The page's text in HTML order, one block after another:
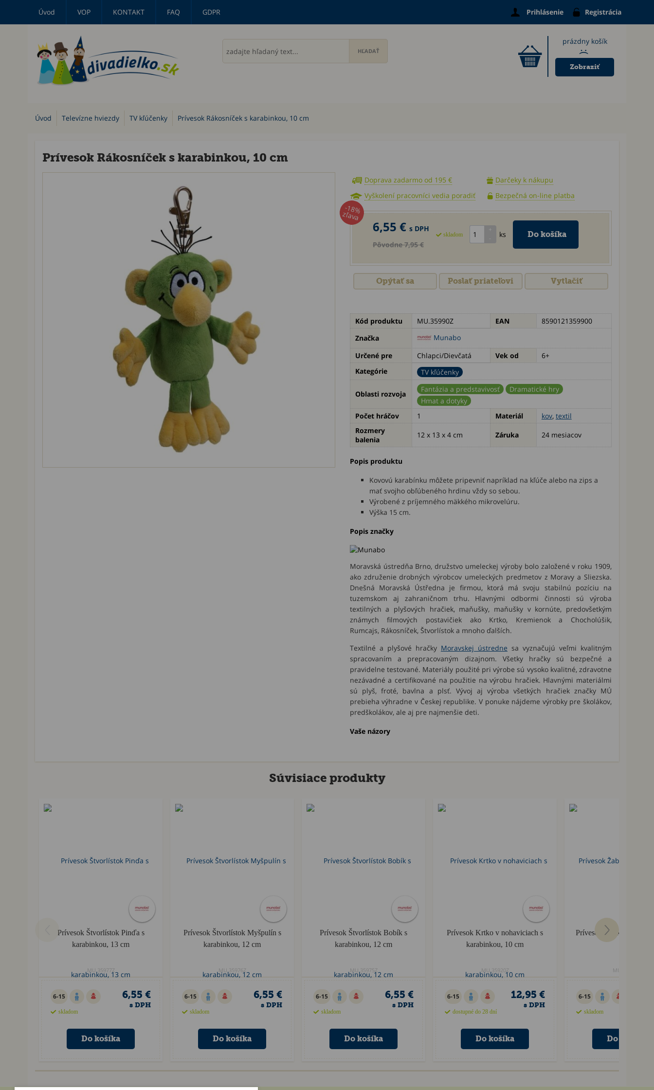
Úvod VOP KONTAKT FAQ GDPR Prihlásenie Registrácia
prázdny košík
:(
Zobraziť
Úvod Televízne hviezdy TV kľúčenky Prívesok Rákosníček s karabinkou, 10 cm
Prívesok Rákosníček s karabinkou, 10 cm
Doprava zadarmo od 195 €
Darčeky k nákupu
Vyškolení pracovníci vedia poradiť
Bezpečná on-line platba
6,55 € s DPH
Pôvodne 7,95 €
-18%
zľava
skladom ks
Opýtať sa Poslať priateľovi Vytlačiť
Kód produktu MU.35990Z EAN
8590121359900
Značka
Munabo
Určené pre
Chlapci/Dievčatá Vek od
6+
Kategórie
TV kľúčenky
Oblasti rozvoja
Fantázia a predstavivosť
Dramatické hry
Hmat a dotyky
Počet hráčov
1 Materiál kov, textil
Rozmery
balenia
12 x 13 x 4 cm Záruka 24 mesiacov
Popis produktu
Kovovú karabínku môžete pripevniť napríklad na kľúče alebo na zips a
mať svojho obľúbeného hrdinu vždy so sebou.
Výrobené z príjemného mäkkého mikrovelúru.
Výška 15 cm.
Popis značky
Moravská ústredňa Brno, družstvo umeleckej výroby bolo založené v roku 1909,
ako združenie drobných výrobcov umeleckých predmetov z Moravy a Sliezska.
Dnešná Moravská Ústředna je firmou, ktorá má svoju stabilnú pozíciu na
tuzemskom aj zahraničnom trhu. Hlavnými odbormi činnosti sú výroba
textilných a plyšových hračiek, maňušky, maňušky v kornúte, predovšetkým
známych filmových postavičiek ako Krtko, Kremienok a Chocholúšik,
Rumcajs, Rákosníček, Štvorlístok a mnoho ďalších.
Textilné a plyšové hračky Moravskej ústredne sa vyznačujú veľmi kvalitným
spracovaním a prepracovaným dizajnom. Všetky hračky sú bezpečné a
pravidelne testované. Materiály použité pri výrobe sú vysoko kvalitné, zdravotne
nezávadné a certifikované na použitie na výrobu hračiek. Hlavnými materiálmi
sú plyš, froté, bavlna a plsť. Vývoj aj výroba všetkých hračiek značky MÚ
prebieha výhradne v Českej republike. V ponuke nájdeme výrobky pre školákov,
predškolákov, ale aj pre najmenšie deti.
Vaše názory
Súvisiace produkty
Prívesok Štvorlístok Pinďa s
karabinkou, 13 cm
MU.35977Z
6-15
skladom
6,55 €
s DPH
Prívesok Štvorlístok Myšpulín s
karabinkou, 12 cm
MU.35976Z
6-15
skladom
6,55 €
s DPH
Prívesok Štvorlístok Bobík s
karabinkou, 12 cm
MU.35975Z
6-15
skladom
6,55 €
s DPH
Prívesok Krtko v nohaviciach s
karabinkou, 10 cm
MU.35920Z
6-15
dostupné do 28 dní
12,95 €
s DPH
Prívesok Žabka s
MU.35919Z
6-15
skladom